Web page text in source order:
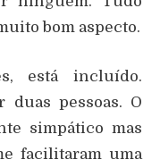
bom aspecto.
está incluído.
pessoas. O
simpático mas
facilitaram uma